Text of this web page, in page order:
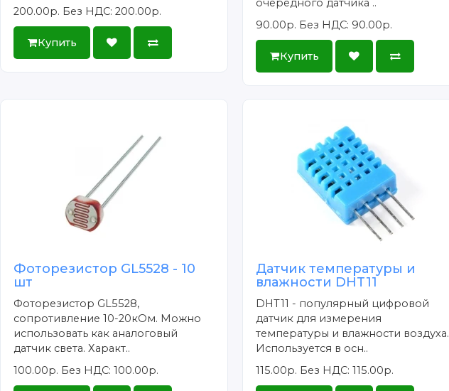
200.00р. Без НДС: 200.00р.
Купить
очередного датчика ..
90.00р. Без НДС: 90.00р.
Купить
Фоторезистор GL5528 - 10
шт
Фоторезистор GL5528,
сопротивление 10-20кОм. Можно
использовать как аналоговый
датчик света. Характ..
100.00р. Без НДС: 100.00р.
Датчик температуры и
влажности DHT11
DHT11 - популярный цифровой
датчик для измерения
температуры и влажности воздуха.
Используется в осн..
115.00р. Без НДС: 115.00р.